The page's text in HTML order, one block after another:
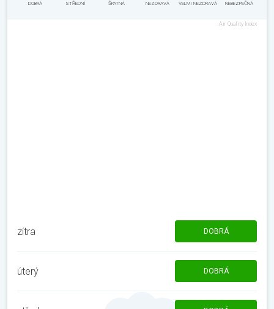
DOBRÁ STŘEDNÍ ŠPATNÁ NEZDRAVÁ VELMI NEZDRAVÁ NEBEZPEČNÁ
Air Quality Index
zítra DOBRÁ
úterý DOBRÁ